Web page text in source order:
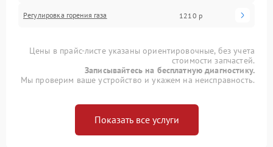
Регулировка горения газа 1210 р
Цены в прайс-листе указаны ориентировочные, без учета
стоимости запчастей.
Записывайтесь на бесплатную диагностику.
Мы проверим ваше устройство и укажем на неисправность.
Показать все услуги